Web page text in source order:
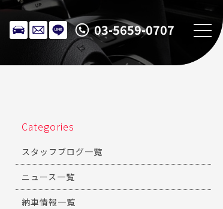
03-5659-0707
Categories
スタッフブログ一覧
ニュース一覧
納車情報一覧